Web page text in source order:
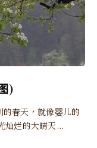
)
的春天，就像婴儿的
灿烂的大晴天...